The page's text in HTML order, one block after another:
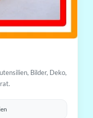
Bilder, Deko,